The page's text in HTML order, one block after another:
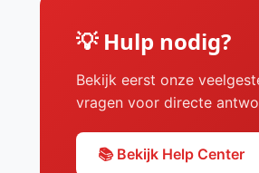
💡 Hulp nodig?
Bekijk eerst onze
vragen voor directe
📚 Bekijk Help Center